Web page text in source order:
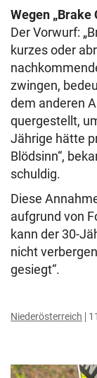
Wegen „Brake
Der Vorwurf:
kurzes oder
zwingen,
dem anderen
quergestellt,
Jährige hätte
Blödsinn“,
schuldig.
Diese
aufgrund von
kann der 30-
nicht
gesiegt“.
Niederösterreich